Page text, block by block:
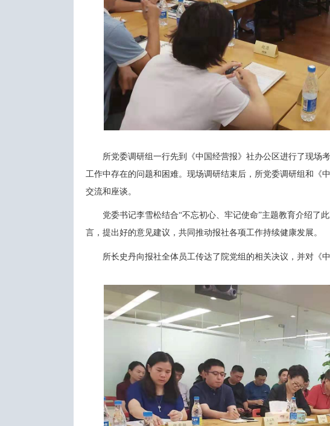
所党委调研组一行先到《中国经营报》社办公区进行了现场
工作中存在的问题和困难。现场调研结束后，所党委调研组和《
交流和座谈。
党委书记李雪松结合“不忘初心、牢记使命”主题教育介绍了
言，提出好的意见建议，共同推动报社各项工作持续健康发展。
所长史丹向报社全体员工传达了院党组的相关决议，并对《